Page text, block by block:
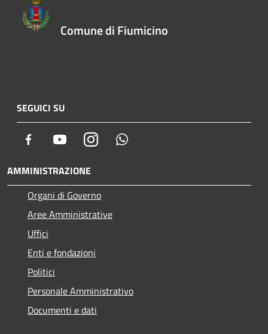
Comune di Fiumicino
SEGUICI SU
Facebook YoutubeInstagram
AMMINISTRAZIONE
Organi di Governo
Aree Amministrative
Uffici
Enti e fondazioni
Politici
Personale Amministrativo
Documenti e dati